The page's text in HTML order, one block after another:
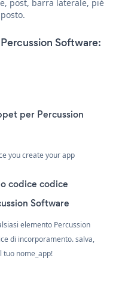
post, barra laterale, piè
Software:
per Percussion
you create your app
codice codice
Software
elemento Percussion
di incorporamento. salva,
tuo nome_app!